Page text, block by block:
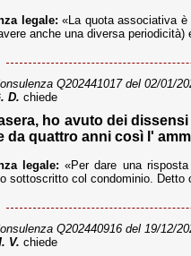
legale: «La quota associativa
anche una diversa
Q202441017del 02/01/
D. chiede
ho avuto dei
da quattro anni così l'
legale: «Per dare una
sottoscritto col condominio.
Q202440916 del 19/12/
V. chiede